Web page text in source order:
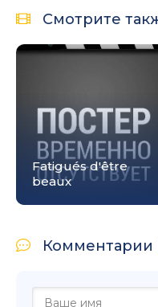
Смотрите
Fatigués d'être
beaux
Комментарии